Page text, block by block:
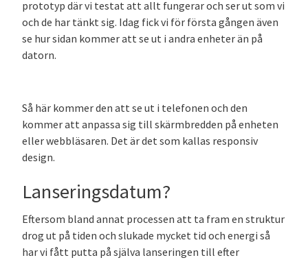
prototyp där vi testat att allt fungerar och ser ut som vi
och de har tänkt sig. Idag fick vi för första gången även
se hur sidan kommer att se ut i andra enheter än på
datorn.
Så här kommer den att se ut i telefonen och den
kommer att anpassa sig till skärmbredden på enheten
eller webbläsaren. Det är det som kallas responsiv
design.
Lanseringsdatum?
Eftersom bland annat processen att ta fram en struktur
drog ut på tiden och slukade mycket tid och energi så
har vi fått putta på själva lanseringen till efter